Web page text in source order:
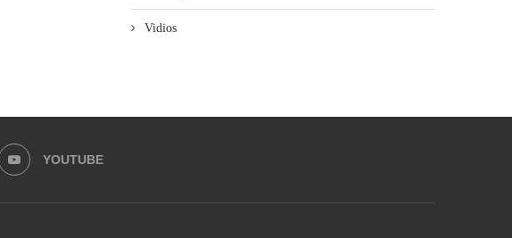
Vidios
YOUTUBE